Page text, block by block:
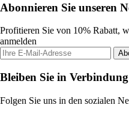
Abonnieren Sie unseren
Profitieren Sie von 10% Rabatt,
anmelden
Bleiben Sie in Verbindung
Folgen Sie uns in den sozialen